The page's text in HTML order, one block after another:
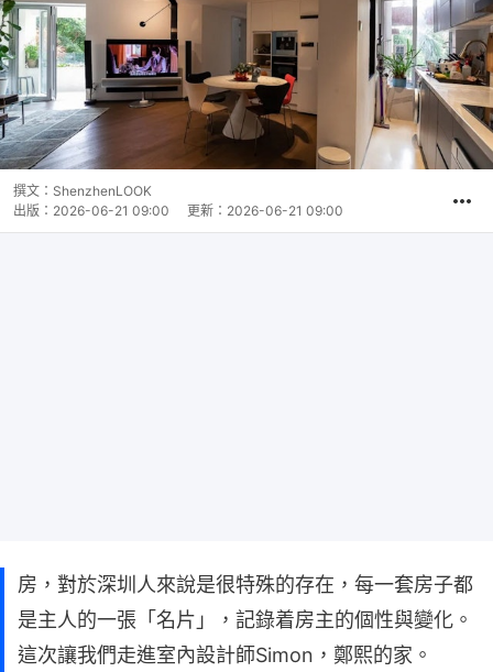
撰文： ShenzhenLOOK
出版： 2026-06-21 09:00 更新： 2026-06-21 09:00
房，對於深圳人來說是很特殊的存在，每一套房子都
是主人的一張「名片」，記錄着房主的個性與變化。
這次讓我們走進室內設計師Simon，鄭熙的家。